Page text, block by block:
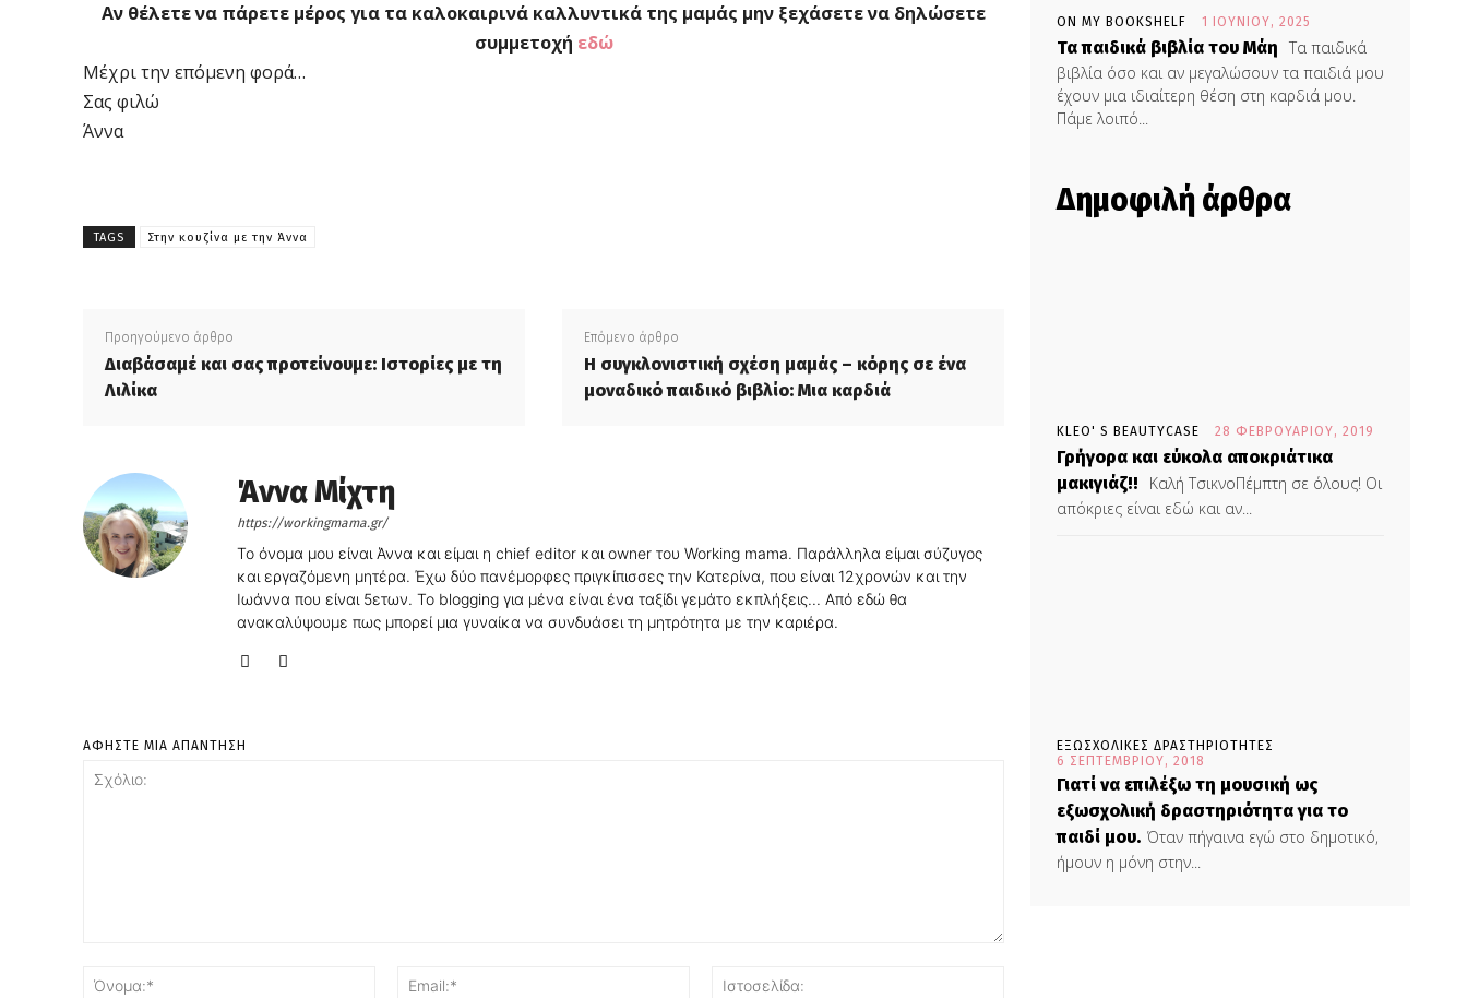
Αν θέλετε να πάρετε μέρος για τα καλοκαιρινά καλλυντικά της μαμάς μην ξεχάσετε να δηλώσετε
συμμετοχή εδώ
Μέχρι την επόμενη φορά…
Σας φιλώ
Άννα
TAGS Στην κουζίνα με την Άννα
Προηγούμενο άρθρο
Διαβάσαμέ και σας προτείνουμε: Ιστορίες με τη
Λιλίκα
Επόμενο άρθρο
Η συγκλονιστική σχέση μαμάς – κόρης σε ένα
μοναδικό παιδικό βιβλίο: Μια καρδιά
Άννα Μίχτη
https://workingmama.gr/
Το όνομα μου είναι Άννα και είμαι η chief editor και owner του Working mama. Παράλληλα είμαι σύζυγος
και εργαζόμενη μητέρα. Έχω δύο πανέμορφες πριγκίπισσες την Κατερίνα, που είναι 12χρονών και την
Ιωάννα που είναι 5ετων. Το blogging για μένα είναι ένα ταξίδι γεμάτο εκπλήξεις... Από εδώ θα
ανακαλύψουμε πως μπορεί μια γυναίκα να συνδυάσει τη μητρότητα με την καριέρα.
ΑΦΗΣΤΕ ΜΙΑ ΑΠΑΝΤΗΣΗ
Όνομα:*
Email:*
ON MY BOOKSHELF 1 ΙΟΥΝΊΟΥ, 2025
Τα παιδικά βιβλία του Μάη Τα παιδικά
βιβλία όσο και αν μεγαλώσουν τα παιδιά μου
έχουν μια ιδιαίτερη θέση στη καρδιά μου.
Πάμε λοιπό...
Δημοφιλή άρθρα
KLEO' S BEAUTYCASE 28 ΦΕΒΡΟΥΑΡΊΟΥ, 2019
Γρήγορα και εύκολα αποκριάτικα
μακιγιάζ!!
Καλή ΤσικνοΠέμπτη σε όλους! Οι
απόκριες είναι εδώ και αν...
ΕΞΩΣΧΟΛΙΚΕΣ ΔΡΑΣΤΗΡΙΟΤΗΤΕΣ
6 ΣΕΠΤΕΜΒΡΊΟΥ, 2018
Γιατί να επιλέξω τη μουσική ως
εξωσχολική δραστηριότητα για το
παιδί μου. Όταν πήγαινα εγώ στο δημοτικό,
ήμουν η μόνη στην...